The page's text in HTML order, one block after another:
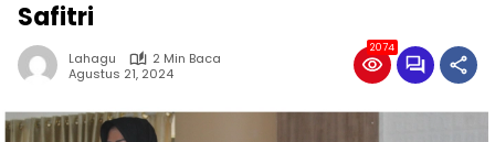
Safitri
Lahagu
2 Min Baca
Agustus 21, 2024
2074